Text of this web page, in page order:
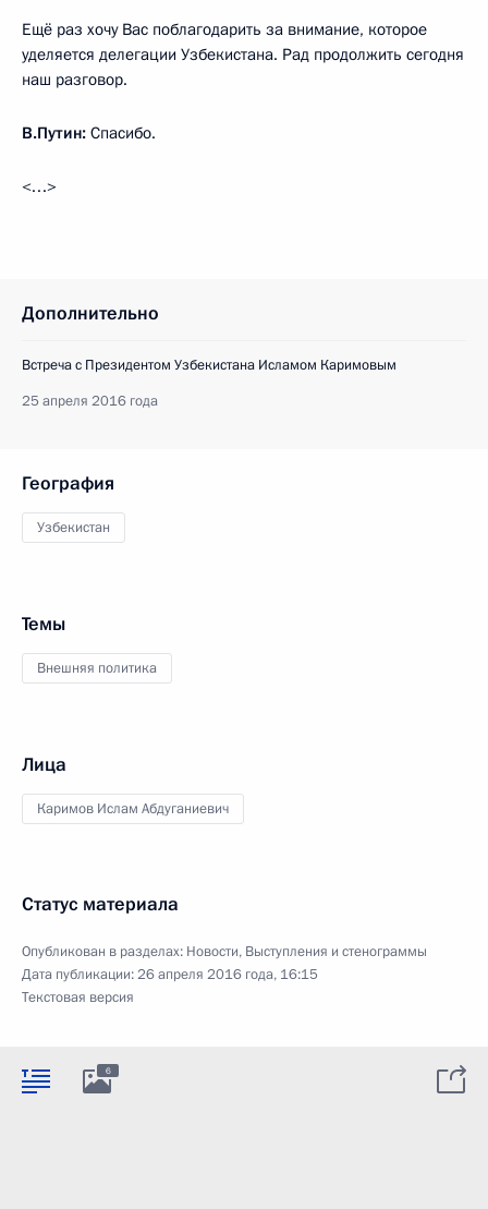
Ещё раз хочу Вас поблагодарить за внимание, которое
уделяется делегации Узбекистана. Рад продолжить сегодня
наш разговор.
В.Путин: Спасибо.
<…>
Дополнительно
Встреча с Президентом Узбекистана Исламом Каримовым
25 апреля 2016 года
География
Узбекистан
Темы
Внешняя политика
Лица
Каримов Ислам Абдуганиевич
Статус материала
Опубликован в разделах: Новости, Выступления и стенограммы
Дата публикации:26 апреля 2016 года, 16:15
Текстовая версия
6